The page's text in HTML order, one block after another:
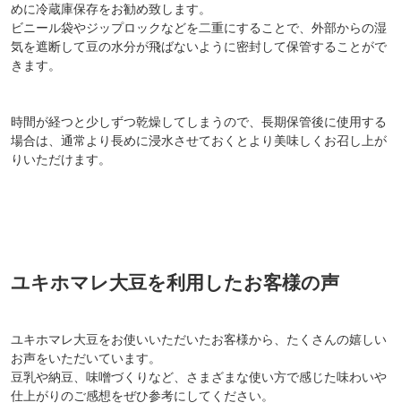
めに冷蔵庫保存をお勧め致します。
ビニール袋やジップロックなどを二重にすることで、外部からの湿
気を遮断して豆の水分が飛ばないように密封して保管することがで
きます。
時間が経つと少しずつ乾燥してしまうので、長期保管後に使用する
場合は、通常より長めに浸水させておくとより美味しくお召し上が
りいただけます。
ユキホマレ大豆を利用したお客様の声
ユキホマレ大豆をお使いいただいたお客様から、たくさんの嬉しい
お声をいただいています。
豆乳や納豆、味噌づくりなど、さまざまな使い方で感じた味わいや
仕上がりのご感想をぜひ参考にしてください。